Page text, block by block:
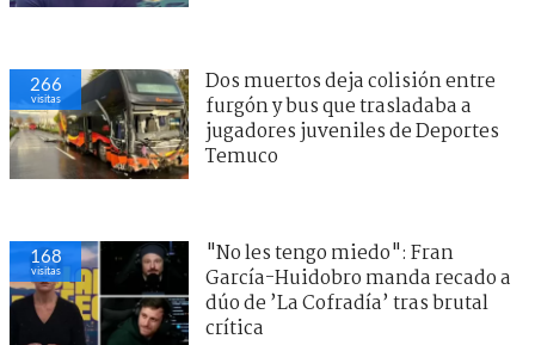
266
visitas
Dos muertos deja colisión entre
furgón y bus que trasladaba a
jugadores juveniles de Deportes
Temuco
168
visitas
"No les tengo miedo": Fran
García-Huidobro manda recado a
dúo de ’La Cofradía’ tras brutal
crítica